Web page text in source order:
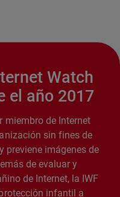
Watch
el año 2017
miembro de Internet
sin fines de
previene imágenes de
de evaluar y
de Internet, la IWF
infantil a